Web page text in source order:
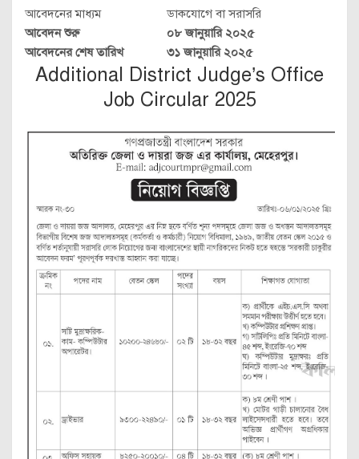
আবেদনের মাধ্যম
ডাকযোগে বা সরাসরি
আবেদন শুরু
০৮ জানুয়ারি ২০২৫
আবেদনের শেষ তারিখ
৩১ জানুয়ারি ২০২৫
Additional District Judge’s Office
Job Circular 2025